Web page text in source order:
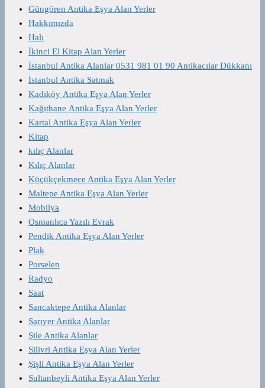
Güngören Antika Eşya Alan Yerler
Hakkımızda
Halı
İkinci El Kitap Alan Yerler
İstanbul Antika Alanlar 0531 981 01 90 Antikacılar Dükkanı
İstanbul Antika Satmak
Kadıköy Antika Eşya Alan Yerler
Kağıthane Antika Eşya Alan Yerler
Kartal Antika Eşya Alan Yerler
Kitap
kılıç Alanlar
Kılıç Alanlar
Küçükçekmece Antika Eşya Alan Yerler
Maltepe Antika Eşya Alan Yerler
Mobilya
Osmanlıca Yazılı Evrak
Pendik Antika Eşya Alan Yerler
Plak
Porselen
Radyo
Saat
Sancaktepe Antika Alanlar
Sarıyer Antika Alanlar
Şile Antika Alanlar
Silivri Antika Eşya Alan Yerler
Şişli Antika Eşya Alan Yerler
Sultanbeyli Antika Eşya Alan Yerler